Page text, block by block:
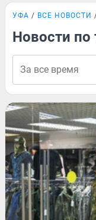
УФА ВСЕ НОВОСТИ
Новости по